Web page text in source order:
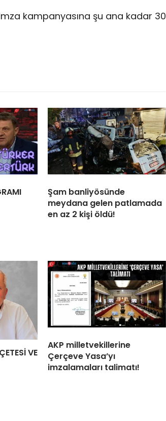
kampanyasına şu ana kadar 30
Şam banliyösünde
meydana gelen patlamada
en az 2 kişi öldü!
VE
AKP milletvekillerine
Çerçeve Yasa’yı
imzalamaları talimatı!